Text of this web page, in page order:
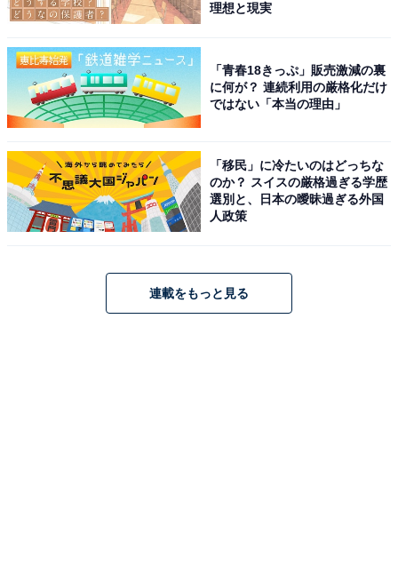
理想と現実
「青春18きっぷ」販売激減の裏
に何が？ 連続利用の厳格化だけ
ではない「本当の理由」
「移民」に冷たいのはどっちな
のか？ スイスの厳格過ぎる学歴
選別と、日本の曖昧過ぎる外国
人政策
連載をもっと見る